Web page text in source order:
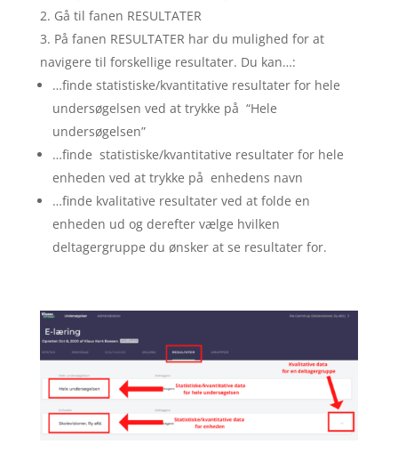
Gå til fanen RESULTATER
På fanen RESULTATER har du mulighed for at
navigere til forskellige resultater. Du kan…:
…finde statistiske/kvantitative resultater for hele
undersøgelsen ved at trykke på “Hele
undersøgelsen”
…finde statistiske/kvantitative resultater for hele
enheden ved at trykke på enhedens navn
…finde kvalitative resultater ved at folde en
enheden ud og derefter vælge hvilken
deltagergruppe du ønsker at se resultater for.